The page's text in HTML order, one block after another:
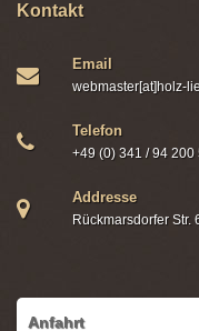
Kontakt
Email
webmaster[at]holz-
Telefon
+49 (0) 341 / 94 200
Addresse
Rückmarsdorfer Str.
Anfahrt